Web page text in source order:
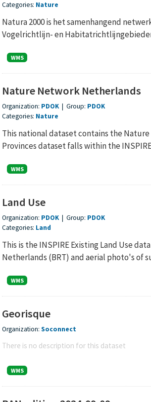
Categories: Nature
Natura 2000 is het samenhangend
Vogelrichtlijn- en
WMS
Nature Network Netherlands
Organization: PDOK| Group: PDOK
Categories: Nature
This national dataset contains the
Provinces dataset falls within the
WMS
Land Use
Organization: PDOK| Group: PDOK
Categories: Land
This is the INSPIRE Existing Land Use
Netherlands (BRT) and aerial photo's of
WMS
Georisque
Organization: Soconnect
There is no description for this dataset
WMS